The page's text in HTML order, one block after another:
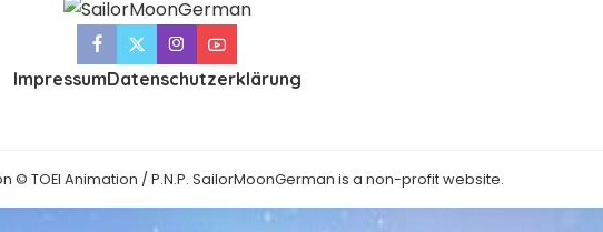
ImpressumDatenschutzerklärung
© TOEI Animation / P.N.P. SailorMoonGerman is a non-profit website.